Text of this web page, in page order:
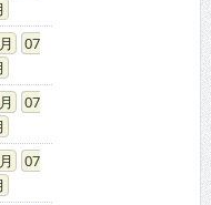
07
07
07